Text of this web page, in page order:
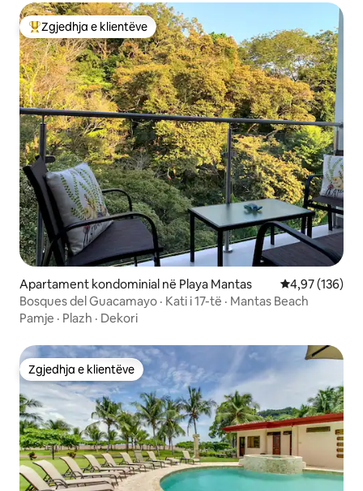
Më të mirat e zgjedhjeve të klientëve
Zgjedhja e klientëve
Apartament kondominial në Playa Mantas Vlerësimi
4,97 (136)
Bosques del Guacamayo · Kati i 17-të · Mantas Beach
Pamje · Plazh · Dekori
Zgjedhja e klientëve
Zgjedhja e klientëve